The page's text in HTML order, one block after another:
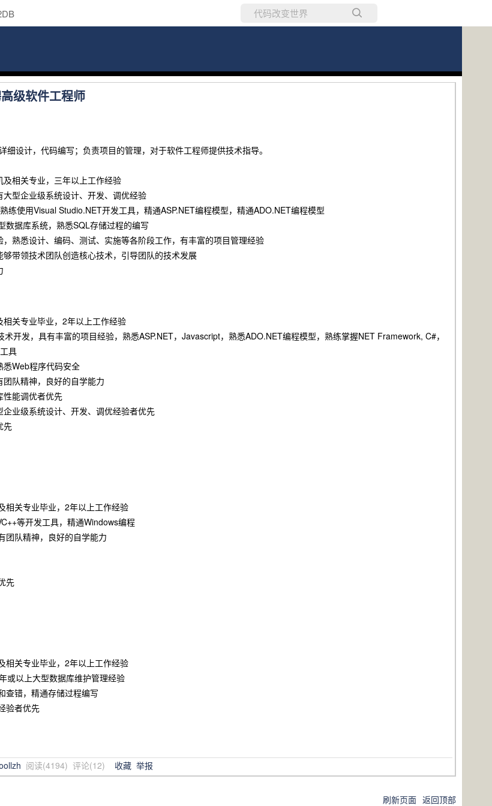
级软件工程师
细设计，代码编写；负责项目的管理，对于软件工程师提供技术指导。
相关专业，三年以上工作经验
型企业级系统设计、开发、调优经验
练使用Visual Studio.NET开发工具，精通ASP.NET编程模型，精通ADO.NET编程模型
数据库系统，熟悉SQL存储过程的编写
熟悉设计、编码、测试、实施等各阶段工作，有丰富的项目管理经验
带领技术团队创造核心技术，引导团队的技术发展
关专业毕业，2年以上工作经验
开发，具有丰富的项目经验，熟悉ASP.NET，Javascript，熟悉ADO.NET编程模型，熟练掌握NET Framework, C#，
具
Web程序代码安全
队精神，良好的自学能力
性能调优者优先
业级系统设计、开发、调优经验者优先
先
相关专业毕业，2年以上工作经验
等开发工具，精通Windows编程
团队精神，良好的自学能力
先
相关专业毕业，2年以上工作经验
或以上大型数据库维护管理经验
查错，精通存储过程编写
验者优先
阅读(4194) 评论(12) 收藏 举报
刷新页面 返回顶部